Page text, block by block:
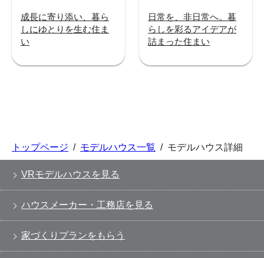
成長に寄り添い、暮ら
しにゆとりを生む住ま
い
日常を、非日常へ。暮
らしを彩るアイデアが
詰まった住まい
トップページ / モデルハウス一覧 / モデルハウス詳細
VRモデルハウスを見る
ハウスメーカー・工務店を見る
家づくりプランをもらう